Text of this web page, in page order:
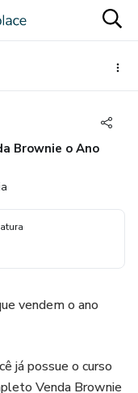
Brownie o Ano
vendem o ano
já possue o curso
Venda Brownie